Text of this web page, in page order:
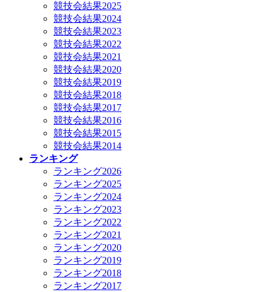
競技会結果2025
競技会結果2024
競技会結果2023
競技会結果2022
競技会結果2021
競技会結果2020
競技会結果2019
競技会結果2018
競技会結果2017
競技会結果2016
競技会結果2015
競技会結果2014
ランキング
ランキング2026
ランキング2025
ランキング2024
ランキング2023
ランキング2022
ランキング2021
ランキング2020
ランキング2019
ランキング2018
ランキング2017